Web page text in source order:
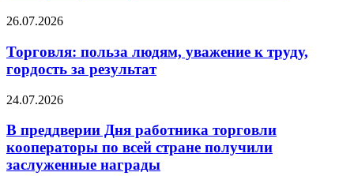
26.07.2026
Торговля: польза людям, уважение к труду,
гордость за результат
24.07.2026
В преддверии Дня работника торговли
кооператоры по всей стране получили
заслуженные награды